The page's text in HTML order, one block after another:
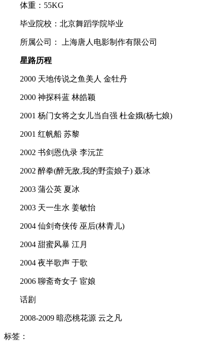
体重：55KG
毕业院校：北京舞蹈学院毕业
所属公司： 上海唐人电影制作有限公司
星路历程
2000 天地传说之鱼美人 金牡丹
2000 神探科蓝 林皓颖
2001 杨门女将之女儿当自强 杜金娥(杨七娘)
2001 红帆船 苏黎
2002 书剑恩仇录 李沅芷
2002 醉拳(醉无敌,我的野蛮娘子) 聂冰
2003 蒲公英 夏冰
2003 天一生水 姜敏怡
2004 仙剑奇侠传 巫后(林青儿)
2004 甜蜜风暴 江月
2004 夜半歌声 于歌
2006 聊斋奇女子 宦娘
话剧
2008-2009 暗恋桃花源 云之凡
标签：